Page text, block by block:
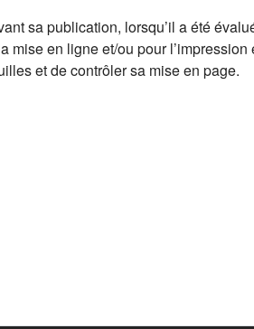
sa publication, lorsqu’il a été
mise en ligne et/ou pour
et de contrôler sa mise en page.